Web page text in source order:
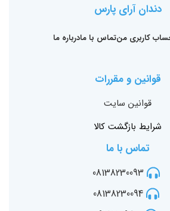
دندان آرای پارس
کاربری منتماس با مادرباره ما
قوانین و مقررات
قوانین سایت
شرایط بازگشت کالا
تماس با ما
08138230093
08138230094